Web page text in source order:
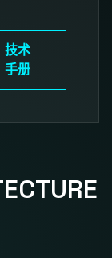
技术
手册